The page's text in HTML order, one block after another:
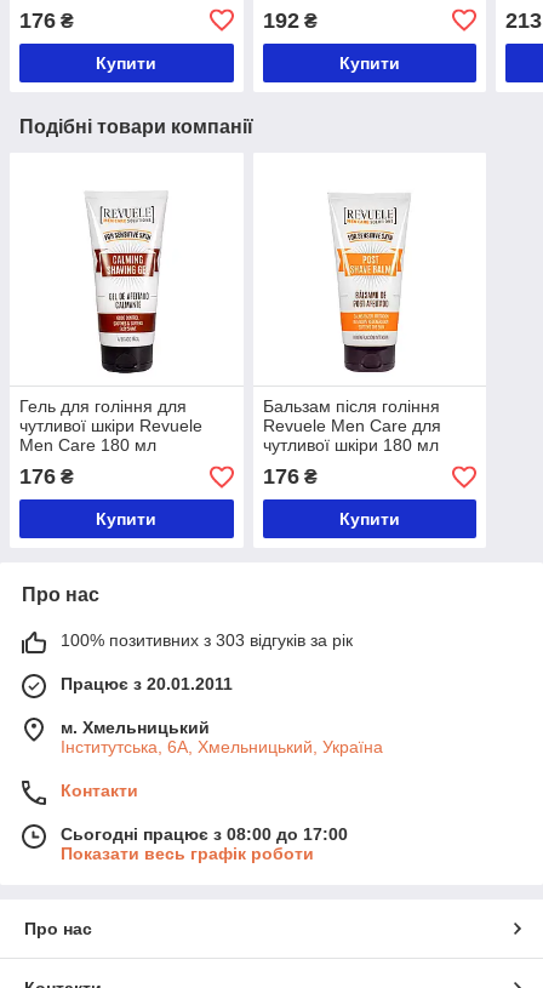
176 ₴
Купити
192₴
Купити
213
Подібні товари компанії
Гель для гоління для
чутливої шкіри Revuele
Men Care 180 мл
176 ₴
Купити
Бальзам після гоління
Revuele Men Care для
чутливої шкіри 180 мл
176₴
Купити
Про нас
100% позитивних з 303 відгуків за рік
Працює з 20.01.2011
м. Хмельницький
Інститутська, 6А, Хмельницький, Україна
Контакти
Сьогодні працює з 08:00 до 17:00
Показати весь графік роботи
Про нас